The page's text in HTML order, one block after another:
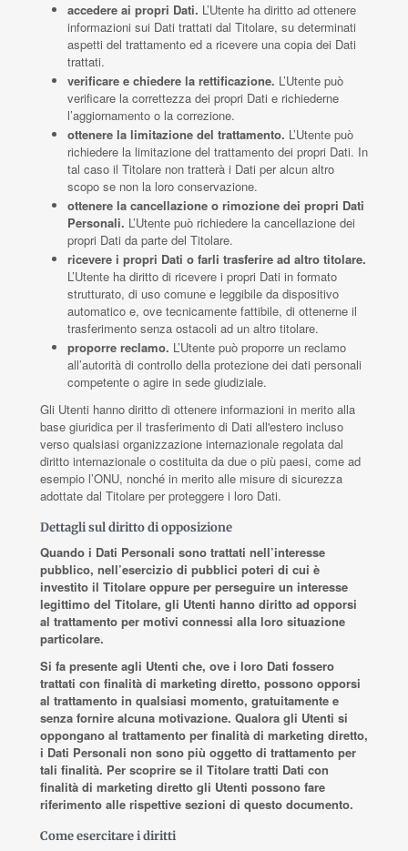
accedere ai propri Dati. L’Utente ha diritto ad ottenere
informazioni sui Dati trattati dal Titolare, su determinati
aspetti del trattamento ed a ricevere una copia dei Dati
trattati.
verificare e chiedere la rettificazione. L’Utente può
verificare la correttezza dei propri Dati e richiederne
l’aggiornamento o la correzione.
ottenere la limitazione del trattamento. L’Utente può
richiedere la limitazione del trattamento dei propri Dati. In
tal caso il Titolare non tratterà i Dati per alcun altro
scopo se non la loro conservazione.
ottenere la cancellazione o rimozione dei propri Dati
Personali. L’Utente può richiedere la cancellazione dei
propri Dati da parte del Titolare.
ricevere i propri Dati o farli trasferire ad altro titolare.
L’Utente ha diritto di ricevere i propri Dati in formato
strutturato, di uso comune e leggibile da dispositivo
automatico e, ove tecnicamente fattibile, di ottenerne il
trasferimento senza ostacoli ad un altro titolare.
proporre reclamo. L’Utente può proporre un reclamo
all’autorità di controllo della protezione dei dati personali
competente o agire in sede giudiziale.
Gli Utenti hanno diritto di ottenere informazioni in merito alla
base giuridica per il trasferimento di Dati all'estero incluso
verso qualsiasi organizzazione internazionale regolata dal
diritto internazionale o costituita da due o più paesi, come ad
esempio l’ONU, nonché in merito alle misure di sicurezza
adottate dal Titolare per proteggere i loro Dati.
Dettagli sul diritto di opposizione
Quando i Dati Personali sono trattati nell’interesse
pubblico, nell’esercizio di pubblici poteri di cui è
investito il Titolare oppure per perseguire un interesse
legittimo del Titolare, gli Utenti hanno diritto ad opporsi
al trattamento per motivi connessi alla loro situazione
particolare.
Si fa presente agli Utenti che, ove i loro Dati fossero
trattati con finalità di marketing diretto, possono opporsi
al trattamento in qualsiasi momento, gratuitamente e
senza fornire alcuna motivazione. Qualora gli Utenti si
oppongano al trattamento per finalità di marketing diretto,
i Dati Personali non sono più oggetto di trattamento per
tali finalità. Per scoprire se il Titolare tratti Dati con
finalità di marketing diretto gli Utenti possono fare
riferimento alle rispettive sezioni di questo documento.
Come esercitare i diritti